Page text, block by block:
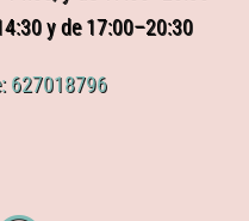
y de 17:00–20:30
627018796